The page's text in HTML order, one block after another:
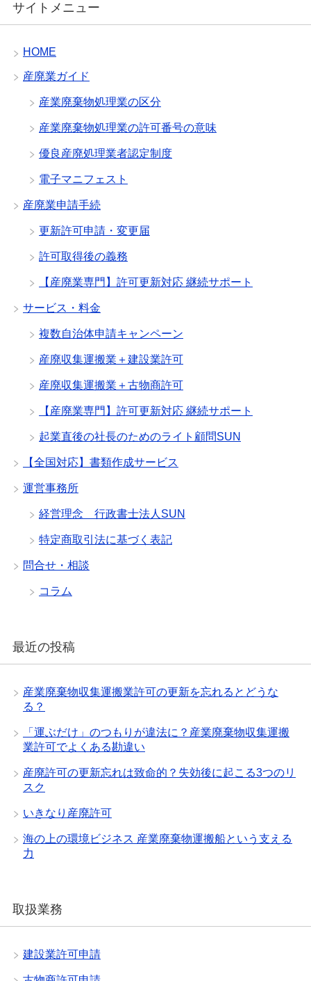
サイトメニュー
HOME
産廃業ガイド
産業廃棄物処理業の区分
産業廃棄物処理業の許可番号の意味
優良産廃処理業者認定制度
電子マニフェスト
産廃業申請手続
更新許可申請・変更届
許可取得後の義務
【産廃業専門】許可更新対応 継続サポート
サービス・料金
複数自治体申請キャンペーン
産廃収集運搬業＋建設業許可
産廃収集運搬業＋古物商許可
【産廃業専門】許可更新対応 継続サポート
起業直後の社長のためのライト顧問SUN
【全国対応】書類作成サービス
運営事務所
経営理念 行政書士法人SUN
特定商取引法に基づく表記
問合せ・相談
コラム
最近の投稿
産業廃棄物収集運搬業許可の更新を忘れるとどうな
る？
「運ぶだけ」のつもりが違法に？産業廃棄物収集運搬
業許可でよくある勘違い
産廃許可の更新忘れは致命的？失効後に起こる3つのリ
スク
いきなり産廃許可
海の上の環境ビジネス 産業廃棄物運搬船という支える
力
取扱業務
建設業許可申請